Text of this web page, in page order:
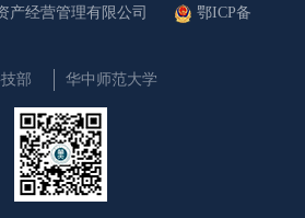
产经营管理有限公司
鄂ICP备
部 华中师范大学